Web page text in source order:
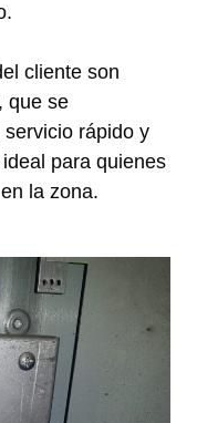
cliente son
que se
rápido y
para quienes
la zona.